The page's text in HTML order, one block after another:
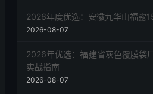
2026年度优选：安徽九华山福露
2026-08-07
2026年优选：福建省灰色覆膜袋
实战指南
2026-08-07